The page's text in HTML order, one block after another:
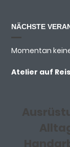
NÄCHSTE
Momentan
Atelier auf